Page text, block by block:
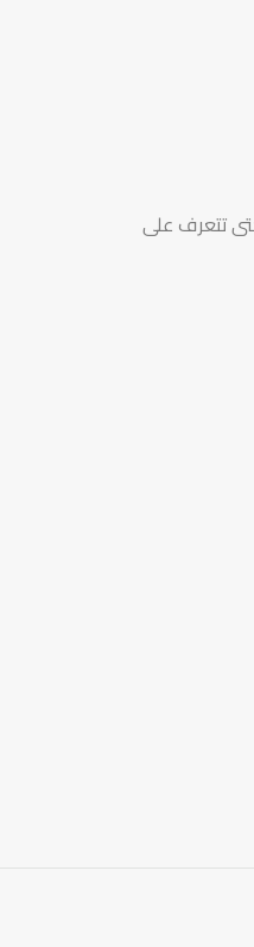
تتعرف على